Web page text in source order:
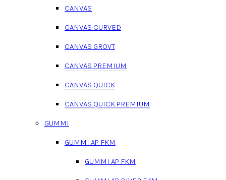
CANVAS
CANVAS CURVED
CANVAS GROVT
CANVAS PREMIUM
CANVAS QUICK
CANVAS QUICK PREMIUM
GUMMI
GUMMI AP FKM
GUMMI AP FKM